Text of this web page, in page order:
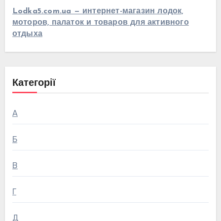
Lodka5.com.ua — интернет-магазин лодок,
моторов, палаток и товаров для активного
отдыха
Категорії
А
Б
В
Г
Д